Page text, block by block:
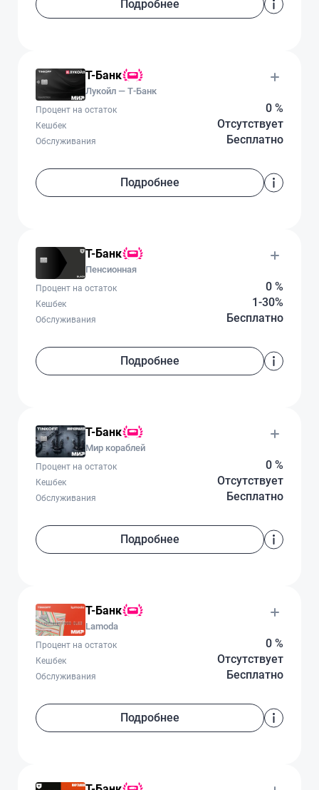
Подробнее
Т-Банк
Лукойл — Т‑Банк
0 %
Процент на остаток
Отсутствует
Кешбек
Бесплатно
Обслуживания
Подробнее
Т-Банк
Пенсионная
0 %
Процент на остаток
1-30%
Кешбек
Бесплатно
Обслуживания
Подробнее
Т-Банк
Мир кораблей
0 %
Процент на остаток
Отсутствует
Кешбек
Бесплатно
Обслуживания
Подробнее
Т-Банк
Lamoda
0 %
Процент на остаток
Отсутствует
Кешбек
Бесплатно
Обслуживания
Подробнее